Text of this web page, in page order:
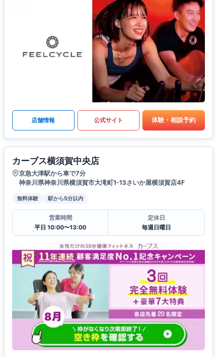
店舗情報 公式サイト 体験・相談予約
カーブス横須賀中央店
京急大津駅から車で7分
神奈川県神奈川県横須賀市大滝町1-13さいか屋横須賀店4F
無料体験 駅から5分以内
営業時間
平日 10:00〜13:00
定休日
毎週日曜日